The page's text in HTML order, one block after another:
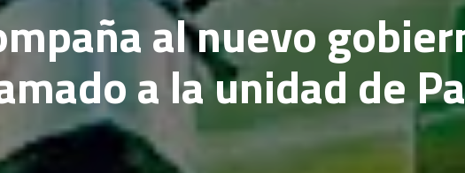
al nuevo
a la unidad de